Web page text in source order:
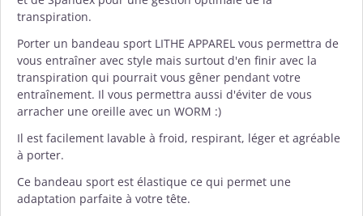
transpiration.
Porter un bandeau sport LITHE APPAREL vous permettra de
vous entraîner avec style mais surtout d'en finir avec la
transpiration qui pourrait vous gêner pendant votre
entraînement. Il vous permettra aussi d'éviter de vous
arracher une oreille avec un WORM :)
Il est facilement lavable à froid, respirant, léger et agréable
à porter.
Ce bandeau sport est élastique ce qui permet une
adaptation parfaite à votre tête.